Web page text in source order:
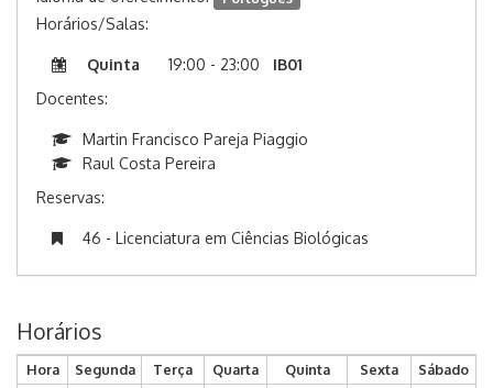
Horários/Salas:
Quinta 19:00 - 23:00
IB01
Docentes:
Martin Francisco Pareja Piaggio
Raul Costa Pereira
Reservas:
46 - Licenciatura em Ciências Biológicas
Horários
Hora Segunda Terça Quarta Quinta Sexta
Sábado